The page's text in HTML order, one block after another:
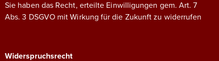
Sie haben das Recht, erteilte Einwilligungen gem. Art. 7
Abs. 3 DSGVO mit Wirkung für die Zukunft zu widerrufen
Widerspruchsrecht